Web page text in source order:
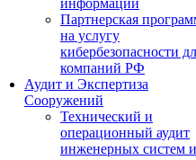
информации
Партнерская
на услугу
кибербезопасности
компаний РФ
Аудит и Экспертиза
Сооружений
Технический и
операционный аудит
инженерных систем и